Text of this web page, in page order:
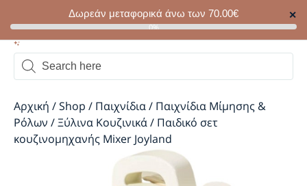
Δωρεάν μεταφορικά άνω των 70.00€ ✕
0%
Αρχική /Shop / Παιχνίδια/ Παιχνίδια Μίμησης &
Ρόλων /Ξύλινα Κουζινικά/ Παιδικό σετ
κουζινομηχανής Mixer Joyland